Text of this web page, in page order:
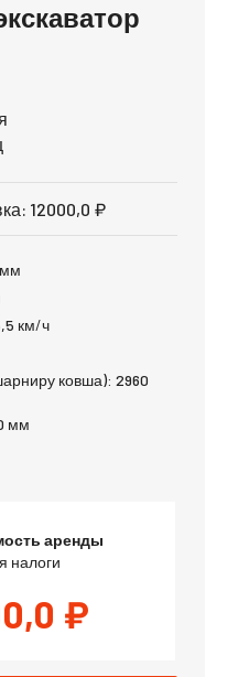
: 12000,0 ₽
мм
км/ч
ковша): 2960
мм
аренды
налоги
₽